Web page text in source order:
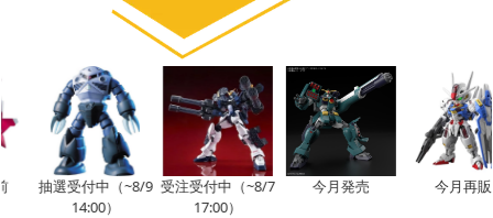
抽選受付中（~8/9
14:00）
受注受付中（~8/7
17:00）
今月発売 今月再販